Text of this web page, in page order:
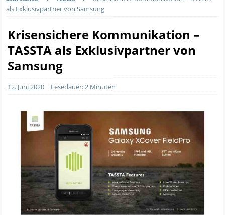
als Exklusivpartner von Samsung
Krisensichere Kommunikation –
TASSTA als Exklusivpartner von
Samsung
12. Juni 2020 Lesedauer: 2 Minuten